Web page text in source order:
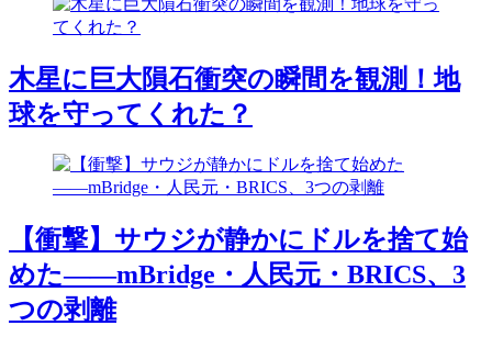
木星に巨大隕石衝突の瞬間を観測！地
球を守ってくれた？
【衝撃】サウジが静かにドルを捨て始
めた――mBridge・人民元・BRICS、3
つの剥離